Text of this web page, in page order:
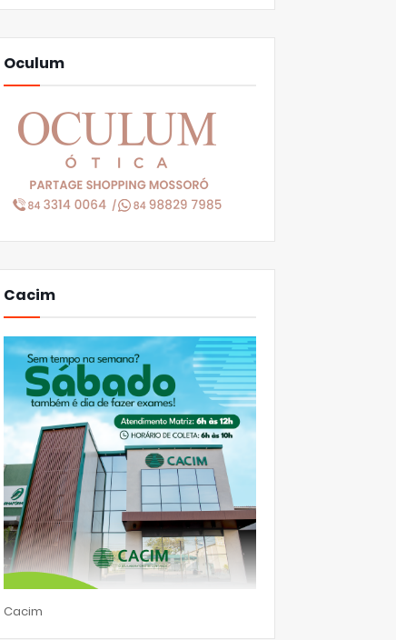
Oculum
Cacim
Cacim